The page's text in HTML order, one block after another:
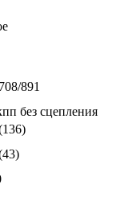
891
без сцепления